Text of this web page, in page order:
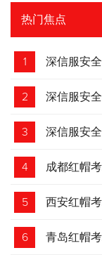
热门焦点
1 深信服安
2 深信服安
3 深信服安
4 成都红帽
5 西安红帽
6 青岛红帽